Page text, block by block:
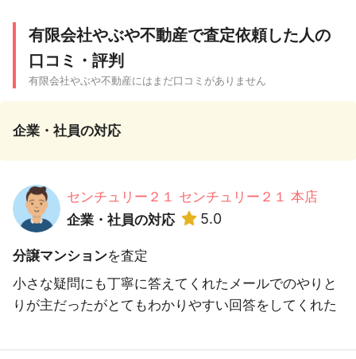
有限会社やぶや不動産で査定依頼した人の
口コミ・評判
有限会社やぶや不動産にはまだ口コミがありません
企業・社員の対応
センチュリー２１ センチュリー２１ 本店
企業・社員の対応
5.0
分譲マンションを査定
小さな疑問にも丁寧に答えてくれたメールでのやりと
りが主だったがとてもわかりやすい回答をしてくれた